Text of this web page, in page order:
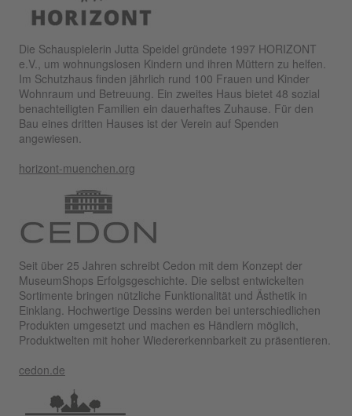
Die Schauspielerin Jutta Speidel gründete 1997 HORIZONT
e.V., um wohnungslosen Kindern und ihren Müttern zu helfen.
Im Schutzhaus finden jährlich rund 100 Frauen und Kinder
Wohnraum und Betreuung. Ein zweites Haus bietet 48 sozial
benachteiligten Familien ein dauerhaftes Zuhause. Für den
Bau eines dritten Hauses ist der Verein auf Spenden
angewiesen.
horizont-muenchen.org
Seit über 25 Jahren schreibt Cedon mit dem Konzept der
MuseumShops Erfolgsgeschichte. Die selbst entwickelten
Sortimente bringen nützliche Funktionalität und Ästhetik in
Einklang. Hochwertige Dessins werden bei unterschiedlichen
Produkten umgesetzt und machen es Händlern möglich,
Produktwelten mit hoher Wiedererkennbarkeit zu präsentieren.
cedon.de